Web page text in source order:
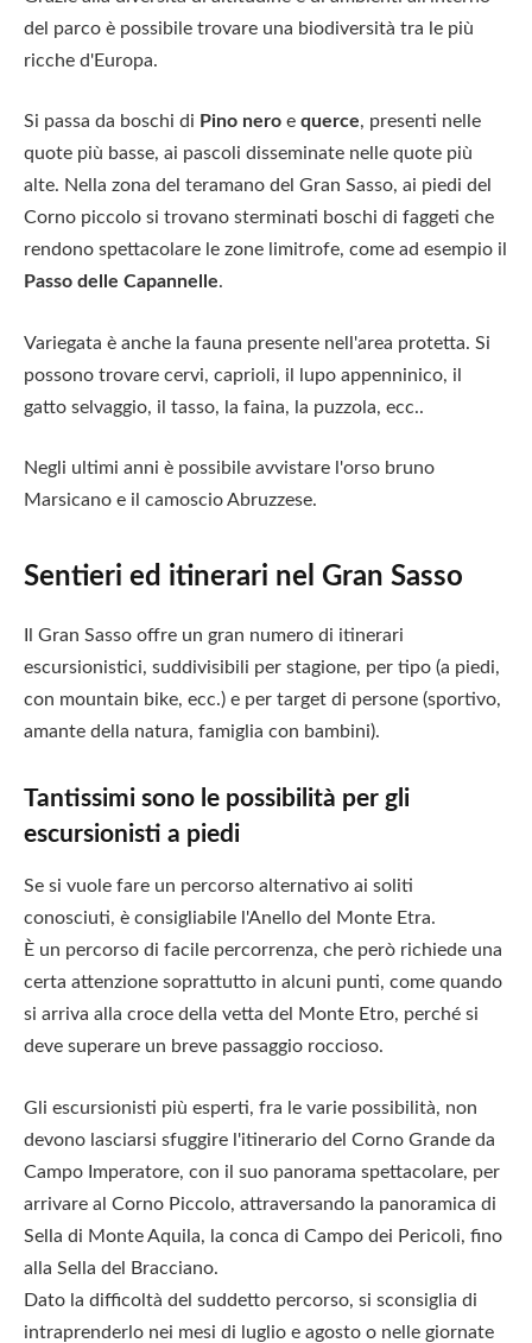
del parco è possibile trovare una biodiversità tra le più
ricche d'Europa.
Si passa da boschi di Pino nero e querce, presenti nelle
quote più basse, ai pascoli disseminate nelle quote più
alte. Nella zona del teramano del Gran Sasso, ai piedi del
Corno piccolo si trovano sterminati boschi di faggeti che
rendono spettacolare le zone limitrofe, come ad esempio il
Passo delle Capannelle.
Variegata è anche la fauna presente nell'area protetta. Si
possono trovare cervi, caprioli, il lupo appenninico, il
gatto selvaggio, il tasso, la faina, la puzzola, ecc..
Negli ultimi anni è possibile avvistare l'orso bruno
Marsicano e il camoscio Abruzzese.
Sentieri ed itinerari nel Gran Sasso
Il Gran Sasso offre un gran numero di itinerari
escursionistici, suddivisibili per stagione, per tipo (a piedi,
con mountain bike, ecc.) e per target di persone (sportivo,
amante della natura, famiglia con bambini).
Tantissimi sono le possibilità per gli
escursionisti a piedi
Se si vuole fare un percorso alternativo ai soliti
conosciuti, è consigliabile l'Anello del Monte Etra.
È un percorso di facile percorrenza, che però richiede una
certa attenzione soprattutto in alcuni punti, come quando
si arriva alla croce della vetta del Monte Etro, perché si
deve superare un breve passaggio roccioso.
Gli escursionisti più esperti, fra le varie possibilità, non
devono lasciarsi sfuggire l'itinerario del Corno Grande da
Campo Imperatore, con il suo panorama spettacolare, per
arrivare al Corno Piccolo, attraversando la panoramica di
Sella di Monte Aquila, la conca di Campo dei Pericoli, fino
alla Sella del Bracciano.
Dato la difficoltà del suddetto percorso, si sconsiglia di
intraprenderlo nei mesi di luglio e agosto o nelle giornate